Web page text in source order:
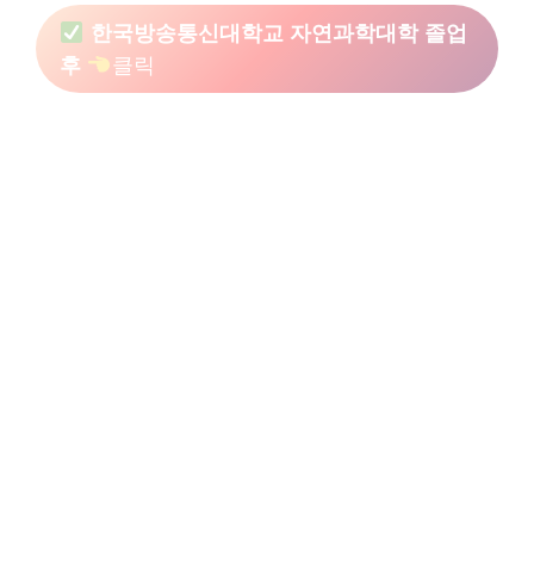
한국방송통신대학교 자연과학대학 졸업
후
클릭